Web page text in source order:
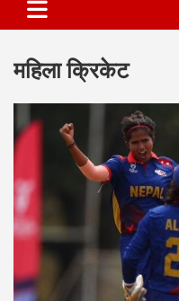
महिला क्रिकेट